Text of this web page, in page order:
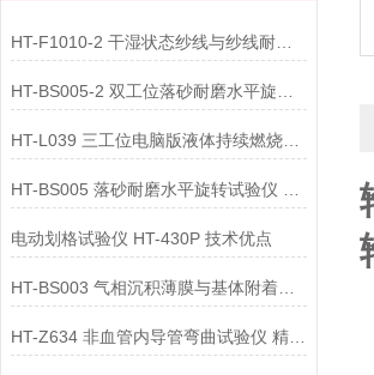
HT-F1010-2 干湿状态纱线与纱线耐磨性试验仪-双工位 标准解析
HT-L039 三工位电脑版液体持续燃烧试验仪 操作流程
电动划格试验仪 HT-430P 技术优点
HT-Z634 非血管内导管弯曲试验仪 精工制造